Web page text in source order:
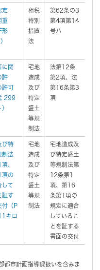
定
重
形
租税
特別
措置
法
第62条の3
第4項第14
号ハ
に関
許
許可
299
宅地
造成
及び
特定
盛土
等規
制法
法第12条
第2項、法
第16条第3
項
び特
制法
、
項の
して
証す
付（P
キロ
宅地
造成
及び
特定
盛土
等規
制法
宅地造成及
び特定盛土
等規制法第
12条第1
項、第16
条第1項の
規定に適合
しているこ
とを証する
書面の交付
都市計画指導課扱いを含みま